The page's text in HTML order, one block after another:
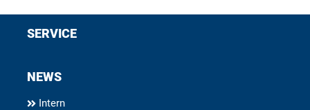
SERVICE
NEWS
Intern